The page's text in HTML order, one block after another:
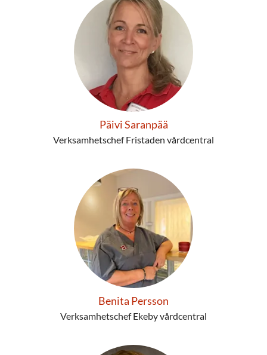
Päivi Saranpää
Verksamhetschef Fristaden vårdcentral
Benita Persson
Verksamhetschef Ekeby vårdcentral